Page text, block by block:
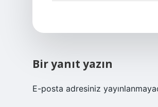
Bir yanıt yazın
E-posta adresiniz